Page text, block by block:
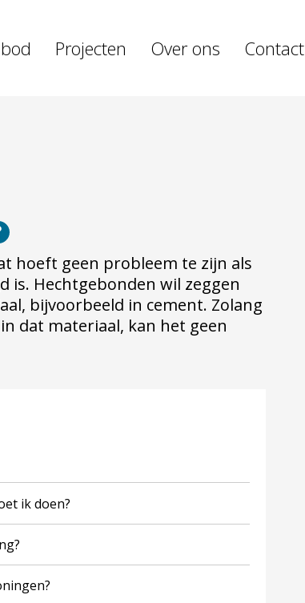
Projecten Over ons Contact
hoeft geen probleem te zijn als
is. Hechtgebonden wil zeggen
bijvoorbeeld in cement. Zolang
dat materiaal, kan het geen
ik doen?